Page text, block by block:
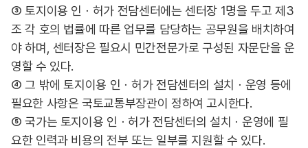
③ 토지이용 인ㆍ허가 전담센터에는 센터장 1명을 두고 제3
조 각 호의 법률에 따른 업무를 담당하는 공무원을 배치하여
야 하며, 센터장은 필요시 민간전문가로 구성된 자문단을 운
영할 수 있다.
④ 그 밖에 토지이용 인ㆍ허가 전담센터의 설치ㆍ운영 등에
필요한 사항은 국토교통부장관이 정하여 고시한다.
⑤ 국가는 토지이용 인ㆍ허가 전담센터의 설치ㆍ운영에 필
요한 인력과 비용의 전부 또는 일부를 지원할 수 있다.